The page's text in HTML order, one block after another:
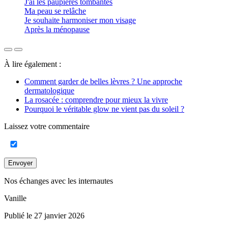
J'ai les paupières tombantes
Ma peau se relâche
Je souhaite harmoniser mon visage
Après la ménopause
À lire également :
Comment garder de belles lèvres ? Une approche
dermatologique
La rosacée : comprendre pour mieux la vivre
Pourquoi le véritable glow ne vient pas du soleil ?
Laissez votre commentaire
Envoyer
Nos échanges avec les internautes
Vanille
Publié le 27 janvier 2026